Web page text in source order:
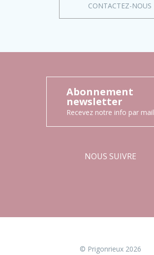
CONTACTEZ-NOUS
Abonnement
newsletter
Recevez notre info par mail
NOUS SUIVRE
© Prigonrieux 2026